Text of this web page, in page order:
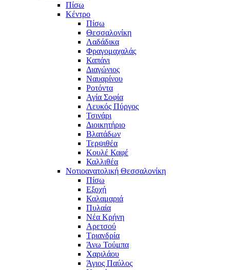
Πίσω
Κέντρο
Πίσω
Θεσσαλονίκη
Λαδάδικα
Φραγομαχαλάς
Καπάνι
Διαγώνιος
Ναυαρίνου
Ροτόντα
Αγία Σοφία
Λευκός Πύργος
Τσινάρι
Διοικητήριο
Βλατάδων
Τερψιθέα
Κουλέ Καφέ
Καλλιθέα
Νοτιοανατολική Θεσσαλονίκη
Πίσω
Εξοχή
Καλαμαριά
Πυλαία
Νέα Κρήνη
Αρετσού
Τριανδρία
Άνω Τούμπα
Χαριλάου
Άγιος Παύλος